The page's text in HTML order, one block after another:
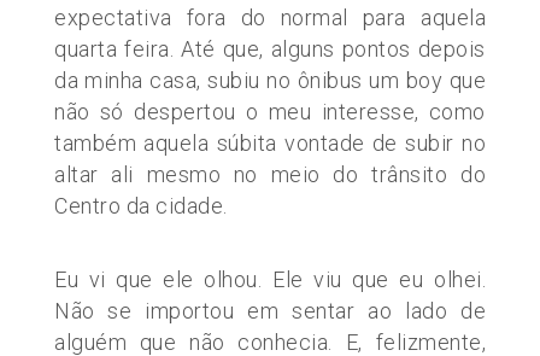
expectativa fora do normal para aquela
quarta feira. Até que, alguns pontos depois
da minha casa, subiu no ônibus um boy que
não só despertou o meu interesse, como
também aquela súbita vontade de subir no
altar ali mesmo no meio do trânsito do
Centro da cidade.
Eu vi que ele olhou. Ele viu que eu olhei.
Não se importou em sentar ao lado de
alguém que não conhecia. E, felizmente,